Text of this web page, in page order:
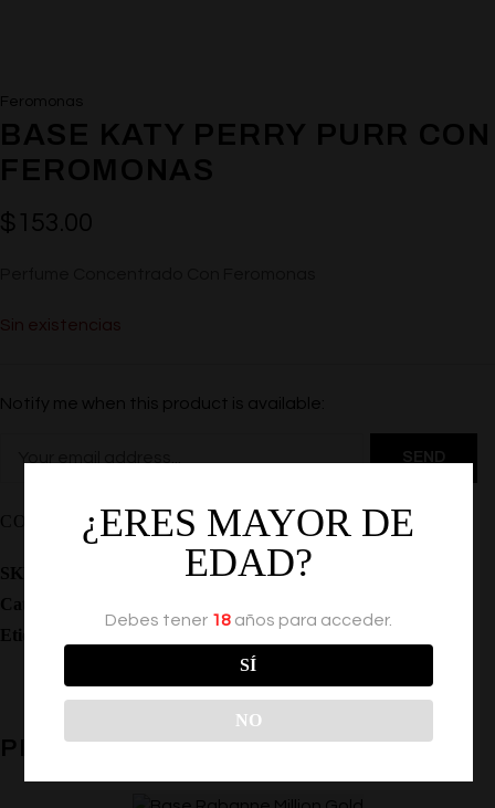
Feromonas
BASE KATY PERRY PURR CON
FEROMONAS
$ 153.00
Sin existencias
Notify me when this product is available:
COMPARTIR
SKU:
Categoría:
Etiquetas:
PRODUCTOS RELACIONADOS
¿ERES MAYOR DE
EDAD?
Debes tener 18años para acceder.
SÍ
NO